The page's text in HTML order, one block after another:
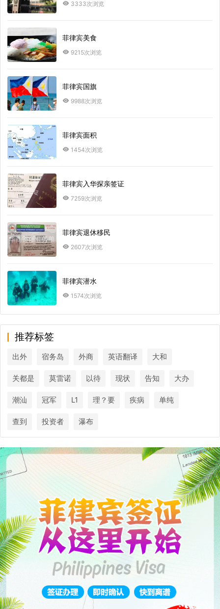
3333次浏览
菲律宾美食
9215次浏览
菲律宾国旗
9988次浏览
菲律宾面积
1454次浏览
菲律宾入华探亲签证
7259次浏览
菲律宾退休移民
2607次浏览
菲律宾潜水
1574次浏览
推荐标签
出外 宿务岛 外商 英语翻译 大和
关都是 莫雷诺 以待 现状 告知 大办
潮汕 冠军 L1 理？要 疾病 单纯
查到 投资者 瀑布